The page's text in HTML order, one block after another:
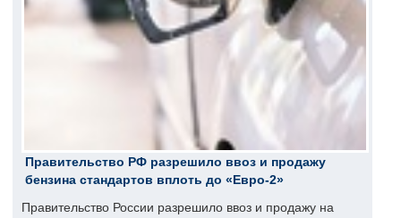
Правительство РФ разрешило ввоз и продажу
бензина стандартов вплоть до «Евро-2»
Правительство России разрешило ввоз и продажу на